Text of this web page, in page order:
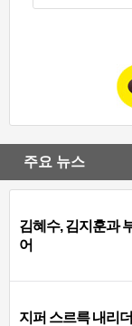
주요 뉴스
김혜수, 김지훈과
어
지퍼 스르륵 내리